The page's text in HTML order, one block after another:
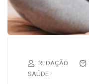
REDAÇÃO
SAÚDE